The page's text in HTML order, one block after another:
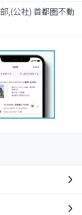
,(公社) 首都圏不動